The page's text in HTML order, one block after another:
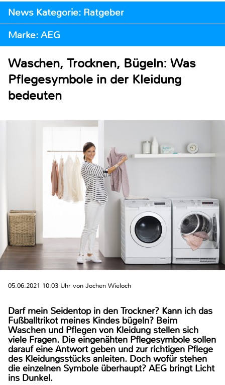
News Kategorie: Ratgeber
Marke: AEG
Waschen, Trocknen, Bügeln: Was
Pflegesymbole in der Kleidung
bedeuten
05.06.2021 10:03 Uhr von Jochen Wieloch
Darf mein Seidentop in den Trockner? Kann ich das
Fußballtrikot meines Kindes bügeln? Beim
Waschen und Pflegen von Kleidung stellen sich
viele Fragen. Die eingenähten Pflegesymbole sollen
darauf eine Antwort geben und zur richtigen Pflege
des Kleidungsstücks anleiten. Doch wofür stehen
die einzelnen Symbole überhaupt? AEG bringt Licht
ins Dunkel.